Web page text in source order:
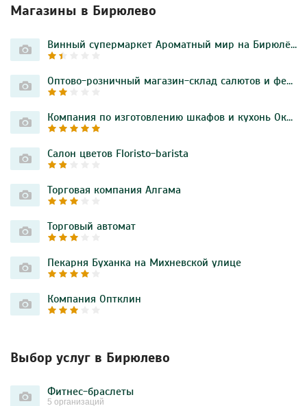
Магазины в Бирюлево
Винный супермаркет Ароматный мир на Бирюлёвской улице
Оптово-розничный магазин-склад салютов и фейерверков Joker Fireworks
Компания по изготовлению шкафов и кухонь Окна-графт на 6-й Радиальной улице
Салон цветов Floristo-barista
Торговая компания Алгама
Торговый автомат
Пекарня Буханка на Михневской улице
Компания Оптклин
Выбор услуг в Бирюлево
Фитнес-браслеты
5 организаций